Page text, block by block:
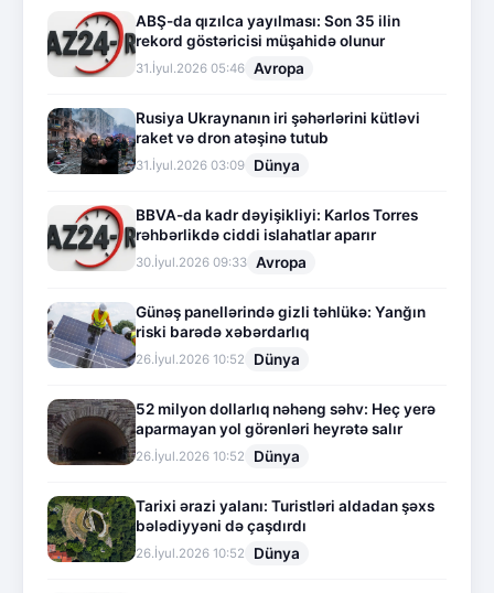
ABŞ-da qızılca yayılması: Son 35 ilin
rekord göstəricisi müşahidə olunur
31.İyul.2026 05:46 Avropa
Rusiya Ukraynanın iri şəhərlərini kütləvi
raket və dron atəşinə tutub
31.İyul.2026 03:09 Dünya
BBVA-da kadr dəyişikliyi: Karlos Torres
rəhbərlikdə ciddi islahatlar aparır
30.İyul.2026 09:33 Avropa
Günəş panellərində gizli təhlükə: Yanğın
riski barədə xəbərdarlıq
26.İyul.2026 10:52 Dünya
52 milyon dollarlıq nəhəng səhv: Heç yerə
aparmayan yol görənləri heyrətə salır
26.İyul.2026 10:52 Dünya
Tarixi ərazi yalanı: Turistləri aldadan şəxs
bələdiyyəni də çaşdırdı
26.İyul.2026 10:52 Dünya